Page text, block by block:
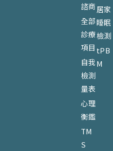
諮商
全部
診療
項目
自我
檢測
量表
心理
衡鑑
TM
S
居家
睡眠
檢測
tPB
M